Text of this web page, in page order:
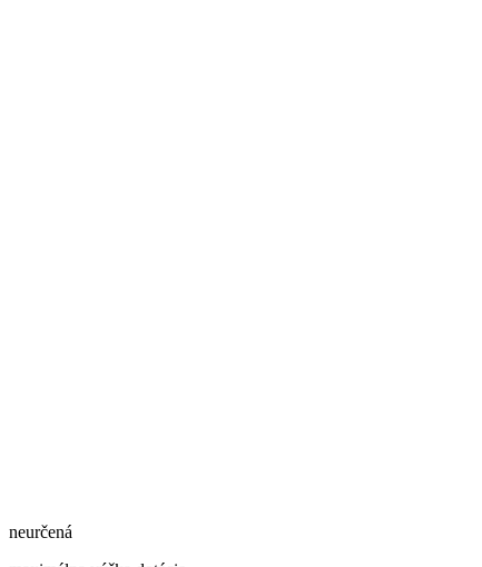
neurčená